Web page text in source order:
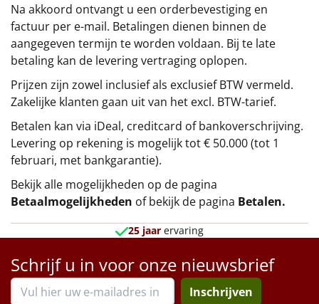
Na akkoord ontvangt u een orderbevestiging en
factuur per e-mail. Betalingen dienen binnen de
aangegeven termijn te worden voldaan. Bij te late
betaling kan de levering vertraging oplopen.
Prijzen zijn zowel inclusief als exclusief BTW vermeld.
Zakelijke klanten gaan uit van het excl. BTW-tarief.
Betalen kan via iDeal, creditcard of bankoverschrijving.
Levering op rekening is mogelijk tot € 50.000 (tot 1
februari, met bankgarantie).
Bekijk alle mogelijkheden op de pagina
Betaalmogelijkheden of bekijk de pagina Betalen.
25 jaar ervaring
Schrijf u in voor onze nieuwsbrief
Inschrijven